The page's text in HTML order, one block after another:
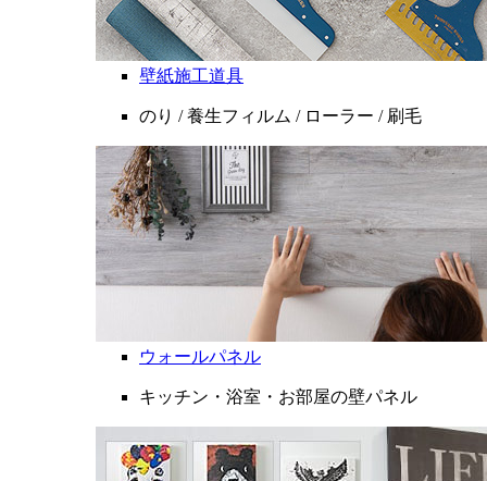
壁紙施工道具
のり / 養生フィルム / ローラー / 刷毛
ウォールパネル
キッチン・浴室・お部屋の壁パネル